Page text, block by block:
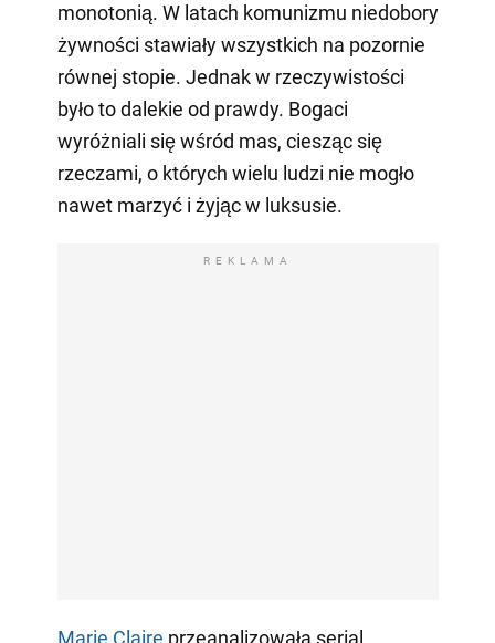
monotonią. W latach komunizmu niedobory
żywności stawiały wszystkich na pozornie
równej stopie. Jednak w rzeczywistości
było to dalekie od prawdy. Bogaci
wyróżniali się wśród mas, ciesząc się
rzeczami, o których wielu ludzi nie mogło
nawet marzyć i żyjąc w luksusie.
REKLAMA
Marie Claire przeanalizowała serial